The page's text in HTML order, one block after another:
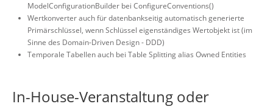
ModelConfigurationBuilder bei ConfigureConventions()
Wertkonverter auch für datenbankseitig automatisch generierte
Primärschlüssel, wenn Schlüssel eigenständiges Wertobjekt ist (im
Sinne des Domain-Driven Design - DDD)
Temporale Tabellen auch bei Table Splitting alias Owned Entities
In-House-Veranstaltung oder